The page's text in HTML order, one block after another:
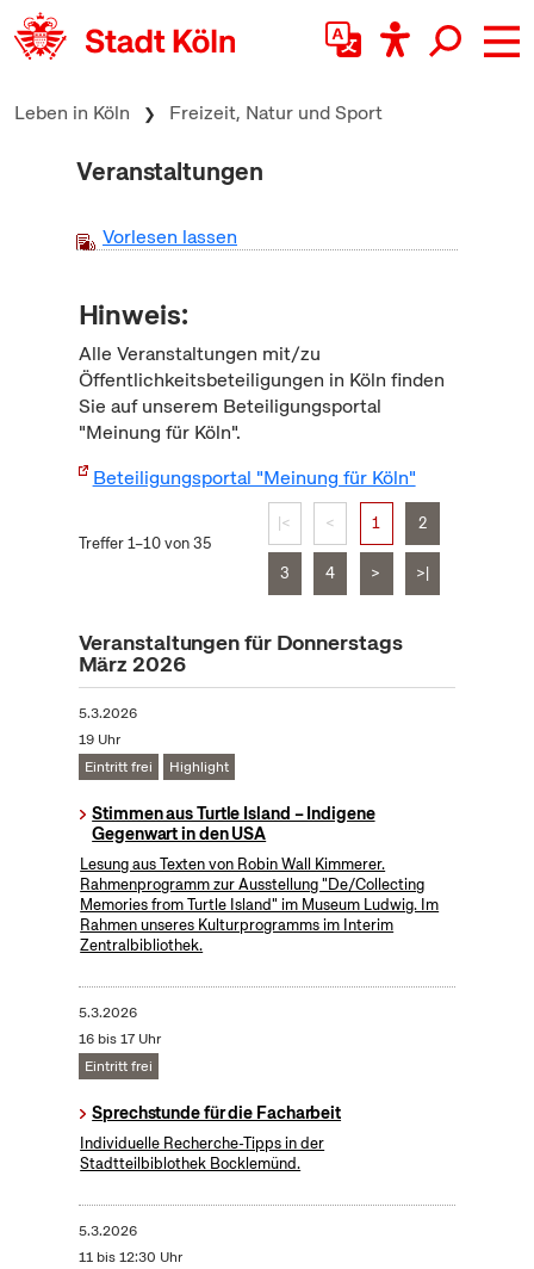
zum Inhalt springen
Leben in Köln Freizeit, Natur und Sport
Veranstaltungen
Vorlesen lassen
Hinweis:
Alle Veranstaltungen mit/zu
Öffentlichkeitsbeteiligungen in Köln finden
Sie auf unserem Beteiligungsportal
"Meinung für Köln".
Beteiligungsportal "Meinung für Köln"
Treffer 1–10 von 35
|< < 1 2
3 4 > >|
Veranstaltungen für Donnerstags
März 2026
5.3.2026
19 Uhr
Eintritt frei
Highlight
Stimmen aus Turtle Island – Indigene
Gegenwart in den USA
Lesung aus Texten von Robin Wall Kimmerer.
Rahmenprogramm zur Ausstellung "De/Collecting
Memories from Turtle Island" im Museum Ludwig. Im
Rahmen unseres Kulturprogramms im Interim
Zentralbibliothek.
5.3.2026
16 bis 17 Uhr
Eintritt frei
Sprechstunde für die Facharbeit
Individuelle Recherche-Tipps in der
Stadtteilbiblothek Bocklemünd.
5.3.2026
11 bis 12:30 Uhr